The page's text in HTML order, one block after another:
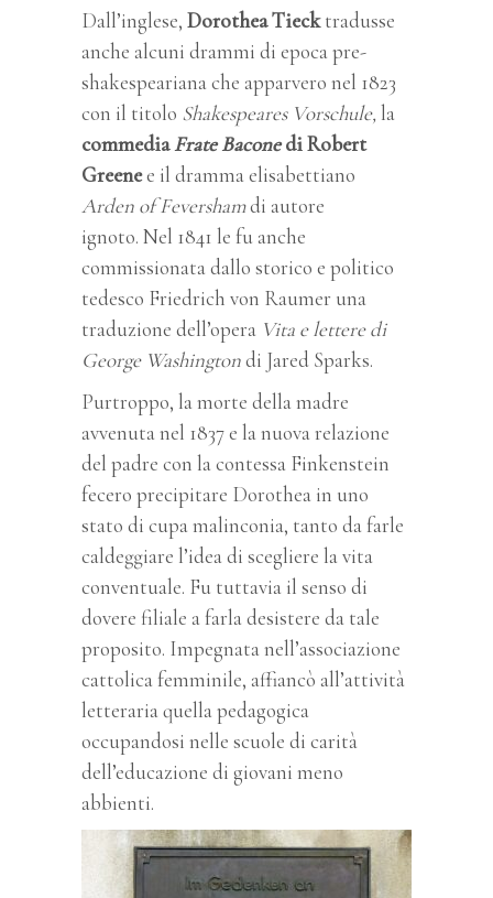
Dall’inglese, Dorothea Tiecktradusse
anche alcuni drammi di epoca pre-
shakespeariana che apparvero nel 1823
con il titolo Shakespeares Vorschule, la
commediaFrate Baconedi Robert
Greenee il dramma elisabettiano
Arden ofFevershamdi autore
ignoto. Nel 1841 le fu anche
commissionata dallo storico e politico
tedesco Friedrich von Raumer una
traduzione dell’opera Vita e lettere di
George Washingtondi Jared Sparks.
Purtroppo, la morte della madre
avvenuta nel 1837 e la nuova relazione
del padre con la contessa Finkenstein
fecero precipitare Dorothea in uno
stato di cupa malinconia, tanto da farle
caldeggiare l’idea di scegliere la vita
conventuale. Fu tuttavia il senso di
dovere filiale a farla desistere da tale
proposito. Impegnata nell’associazione
cattolica femminile, affiancò all’attività
letteraria quella pedagogica
occupandosi nelle scuole di carità
dell’educazione di giovani meno
abbienti.